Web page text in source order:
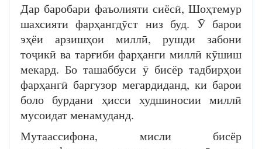
Дар баробари фаъолияти сиёсӣ, Шоҳтемур
шахсияти фарҳангдӯст низ буд. Ӯ барои
эҳёи арзишҳои миллӣ, рушди забони
тоҷикӣ ва тарғиби фарҳанги миллӣ кӯшиш
мекард. Бо ташаббуси ӯ бисёр тадбирҳои
фарҳангӣ баргузор мегардиданд, ки барои
боло бурдани ҳисси худшиносии миллӣ
мусоидат менамуданд.
Мутаассифона, мисли бисёр